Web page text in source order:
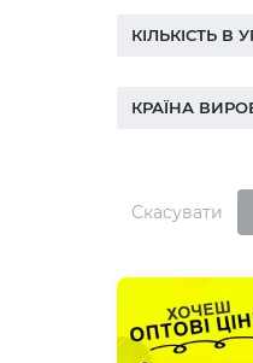
КІЛЬКІСТЬ В
КРАЇНА
Скасувати